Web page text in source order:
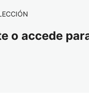
o accede